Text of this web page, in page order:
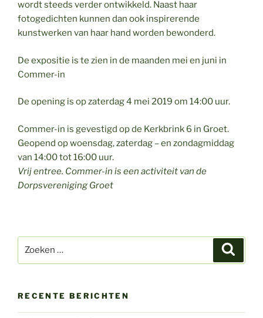
wordt steeds verder ontwikkeld. Naast haar
fotogedichten kunnen dan ook inspirerende
kunstwerken van haar hand worden bewonderd.
De expositie is te zien in de maanden mei en juni in
Commer-in
De opening is op zaterdag 4 mei 2019 om 14:00 uur.
Commer-in is gevestigd op de Kerkbrink 6 in Groet.
Geopend op woensdag, zaterdag – en zondagmiddag
van 14:00 tot 16:00 uur.
Vrij entree. Commer-in is een activiteit van de
Dorpsvereniging Groet
naar:
RECENTE BERICHTEN